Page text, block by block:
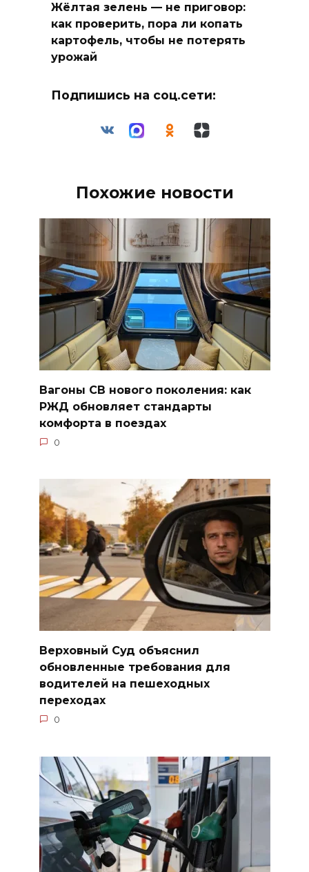
Жёлтая зелень — не приговор:
как проверить, пора ли копать
картофель, чтобы не потерять
урожай
Подпишись на соц.сети:
Похожие новости
Вагоны СВ нового поколения: как
РЖД обновляет стандарты
комфорта в поездах
0
Верховный Суд объяснил
обновленные требования для
водителей на пешеходных
переходах
0